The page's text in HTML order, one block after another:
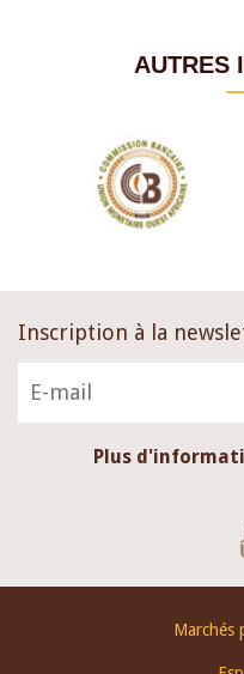
AUTRES
Inscription à la
Plus
Marchés